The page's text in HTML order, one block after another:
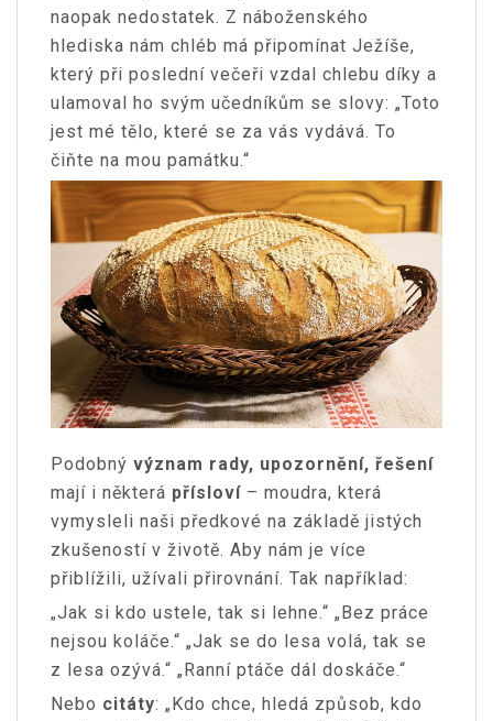
naopak nedostatek. Z náboženského
hlediska nám chléb má připomínat Ježíše,
který při poslední večeři vzdal chlebu díky a
ulamoval ho svým učedníkům se slovy: „Toto
jest mé tělo, které se za vás vydává. To
čiňte na mou památku.“
Podobný význam rady, upozornění, řešení
mají i některá přísloví – moudra, která
vymysleli naši předkové na základě jistých
zkušeností v životě. Aby nám je více
přiblížili, užívali přirovnání. Tak například:
„Jak si kdo ustele, tak si lehne.“ „Bez práce
nejsou koláče.“ „Jak se do lesa volá, tak se
z lesa ozývá.“ „Ranní ptáče dál doskáče.“
Nebo citáty: „Kdo chce, hledá způsob, kdo